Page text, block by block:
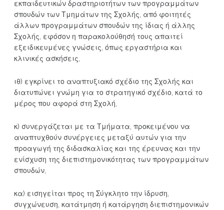
εκπαιδευτικών δραστηριοτήτων των προγραμμάτων
σπουδών των Τμημάτων της Σχολής, από φοιτητές
άλλων προγραμμάτων σπουδών της ίδιας ή άλλης
Σχολής, εφόσον η παρακολούθησή τους απαιτεί
εξειδικευμένες γνώσεις, όπως εργαστήρια και
κλινικές ασκήσεις,
ιθ) εγκρίνει το αναπτυξιακό σχέδιο της Σχολής και
διατυπώνει γνώμη για το στρατηγικό σχέδιο, κατά το
μέρος που αφορά στη Σχολή,
κ) συνεργάζεται με τα Τμήματα, προκειμένου να
αναπτυχθούν συνέργειες μεταξύ αυτών για την
προαγωγή της διδασκαλίας και της έρευνας και την
ενίσχυση της διεπιστημονικότητας των προγραμμάτων
σπουδών,
κα) εισηγείται προς τη Σύγκλητο την ίδρυση,
συγχώνευση, κατάτμηση ή κατάργηση διεπιστημονικών